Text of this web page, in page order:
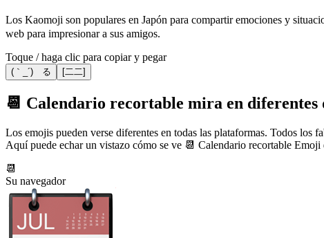
Los Kaomoji son populares en Japón para compartir emociones y
web para impresionar a sus amigos.
Toque / haga clic para copiar y pegar
(｀_´)ゞる [二二]
📆 Calendario recortable mira en diferentes
Los emojis pueden verse diferentes en todas las plataformas. Todos
Aquí puede echar un vistazo cómo se ve 📆 Calendario recortable Emoji
📆
Su navegador